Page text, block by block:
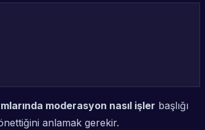
moderasyon nasıl işler başlığı
anlamak gerekir.